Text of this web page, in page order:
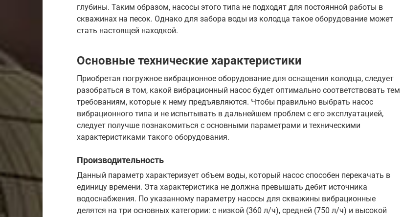
глубины. Таким образом, насосы этого типа не подходят для постоянной работы в
скважинах на песок. Однако для забора воды из колодца такое оборудование может
стать настоящей находкой.
Основные технические характеристики
Приобретая погружное вибрационное оборудование для оснащения колодца, следует
разобраться в том, какой вибрационный насос будет оптимально соответствовать тем
требованиям, которые к нему предъявляются. Чтобы правильно выбрать насос
вибрационного типа и не испытывать в дальнейшем проблем с его эксплуатацией,
следует получше познакомиться с основными параметрами и техническими
характеристиками такого оборудования.
Производительность
Данный параметр характеризует объем воды, который насос способен перекачать в
единицу времени. Эта характеристика не должна превышать дебит источника
водоснабжения. По указанному параметру насосы для скважины вибрационные
делятся на три основных категории: с низкой (360 л/ч), средней (750 л/ч) и высокой